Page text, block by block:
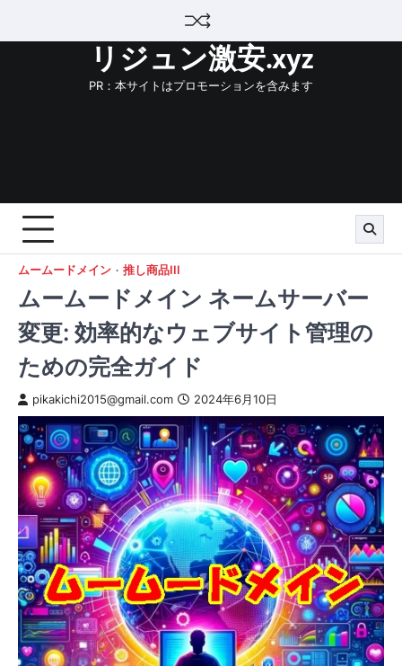
リジュン激安.xyz
PR：本サイトはプロモーションを含みます
ムームードメイン 推し商品III
ムームードメイン ネームサーバー
変更: 効率的なウェブサイト管理の
ための完全ガイド
pikakichi2015@gmail.com 2024年6月10日